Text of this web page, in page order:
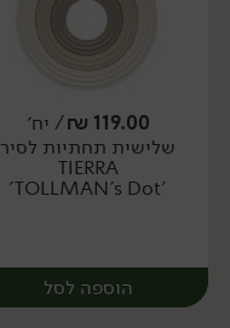
יח׳
119.00
₪/ יח׳
שלישית תחתיות לסיר
TIERRA
'TOLLMAN's Dot'
הוספה לסל